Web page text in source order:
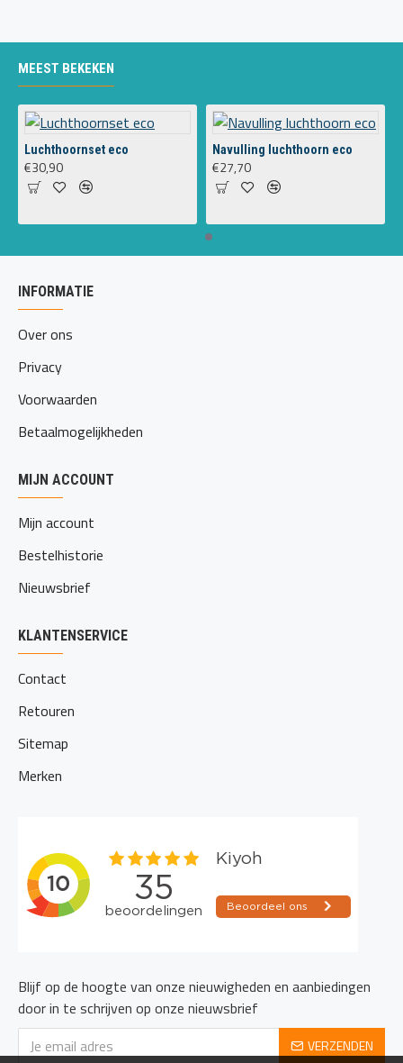
MEEST BEKEKEN
Luchthoornset eco
€30,90
Navulling luchthoorn eco
€27,70
INFORMATIE
Over ons
Privacy
Voorwaarden
Betaalmogelijkheden
MIJN ACCOUNT
Mijn account
Bestelhistorie
Nieuwsbrief
KLANTENSERVICE
Contact
Retouren
Sitemap
Merken
Blijf op de hoogte van onze nieuwigheden en aanbiedingen
door in te schrijven op onze nieuwsbrief
VERZENDEN